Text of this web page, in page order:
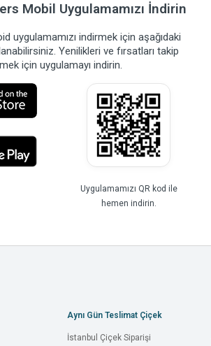
Mobil Uygulamamızı İndirin
uygulamamızı indirmek için aşağıdaki
Yenilikleri ve fırsatları takip
için uygulamayı indirin.
Uygulamamızı QR kod ile
hemen indirin.
Aynı Gün Teslimat Çiçek
İstanbul Çiçek Siparişi